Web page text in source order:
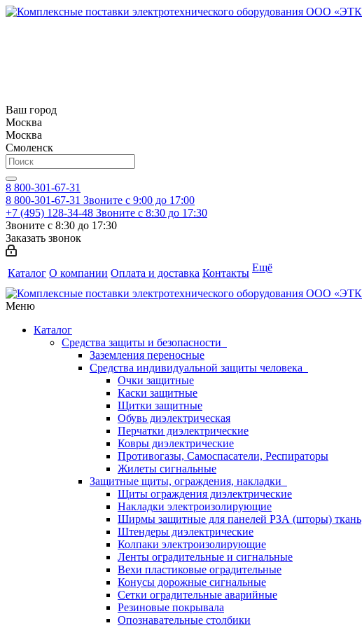
Ваш город
Москва
Москва
Смоленск
8 800-301-67-31
8 800-301-67-31 Звоните с 9:00 до 17:00
+7 (495) 128-34-48 Звоните с 8:30 до 17:30
Звоните с 8:30 до 17:30
Заказать звонок
Каталог О компании Оплата и доставка Контакты Ещё
Меню
Каталог
Средства защиты и безопасности
Заземления переносные
Средства индивидуальной защиты человека
Очки защитные
Каски защитные
Щитки защитные
Обувь диэлектрическая
Перчатки диэлектрические
Ковры диэлектрические
Противогазы, Самоспасатели, Респираторы
Жилеты сигнальные
Защитные щиты, ограждения, накладки
Щиты ограждения диэлектрические
Накладки электроизолирующие
Ширмы защитные для панелей РЗА (шторы) ткань
Штендеры диэлектрические
Колпаки электроизолирующие
Ленты оградительные и сигнальные
Вехи пластиковые оградительные
Конусы дорожные сигнальные
Сетки оградительные аварийные
Резиновые покрывала
Опознавательные столбики